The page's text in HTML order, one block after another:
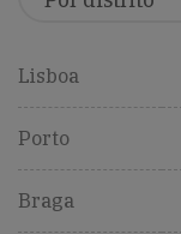
Lisboa
Porto
Braga